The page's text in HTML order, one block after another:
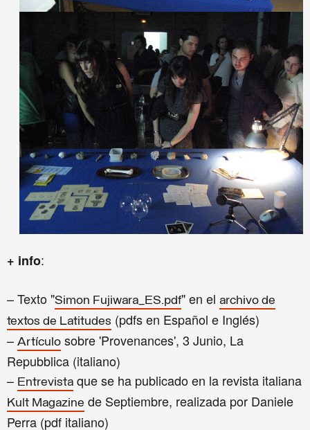
+ info:
– Texto "Simon Fujiwara_ES.pdf" en el archivo de
textos de Latitudes (pdfs en Español e Inglés)
– Artículo sobre 'Provenances', 3 Junio, La
Repubblica (italiano)
– Entrevista que se ha publicado en la revista italiana
Kult Magazine de Septiembre, realizada por Daniele
Perra (pdf italiano)